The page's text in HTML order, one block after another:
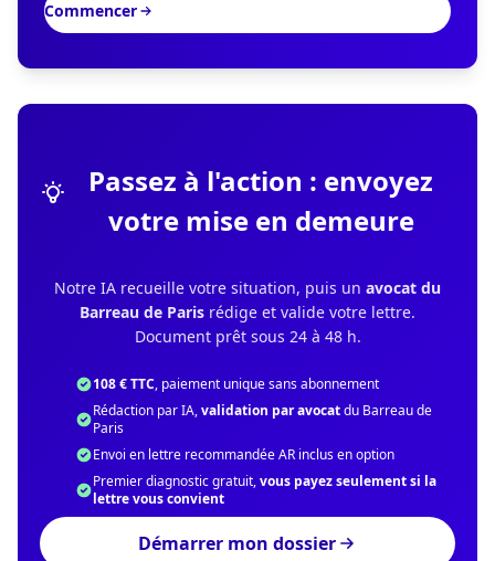
Commencer
Passez à l'action : envoyez
votre mise en demeure
Notre IA recueille votre situation, puis un avocat du
Barreau de Paris rédige et valide votre lettre.
Document prêt sous 24 à 48 h.
108 € TTC, paiement unique sans abonnement
Rédaction par IA,validation par avocatdu Barreau de
Paris
Envoi en lettre recommandée AR inclus en option
Premier diagnostic gratuit,vous payez seulement si la
lettre vous convient
Démarrer mon dossier